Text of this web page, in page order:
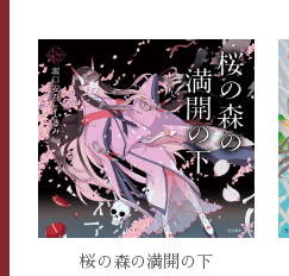
桜の森の満開の下